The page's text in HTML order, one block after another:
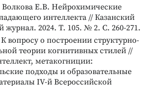
Волкова Е.В. Нейрохимические
интеллекта // Казанский
журнал. 2024. Т. 105. № 2. С. 260-271.
вопросу о построении структурно-
теории когнитивных стилей //
метакогниции:
подходы и образовательные
IV-й Всероссийской